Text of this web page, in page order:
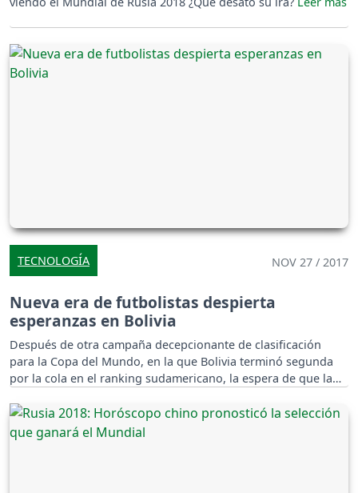
TECNOLOGÍA NOV 27 / 2017
Nueva era de futbolistas despierta
esperanzas en Bolivia
Después de otra campaña decepcionante de clasificación
para la Copa del Mundo, en la que Bolivia terminó segunda
por la cola en el ranking sudamericano, la espera de que la